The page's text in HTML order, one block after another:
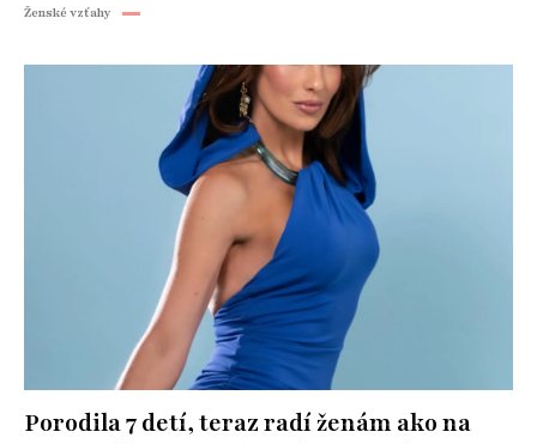
Ženské vzťahy
Porodila 7 detí, teraz radí ženám ako na